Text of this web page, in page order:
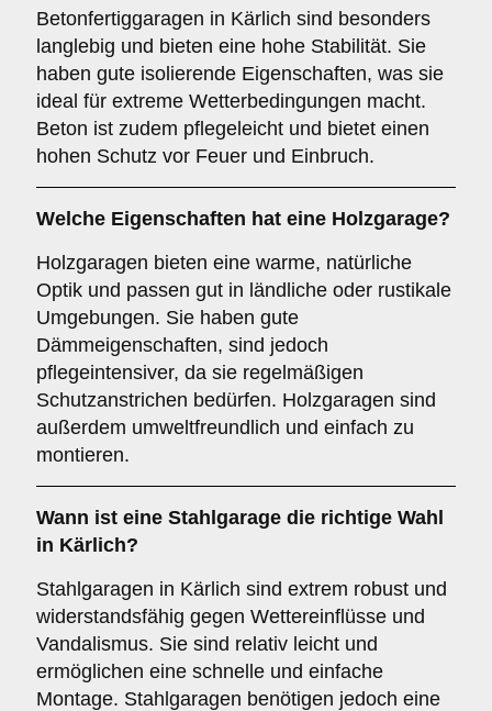
Betonfertiggaragen in Kärlich sind besonders
langlebig und bieten eine hohe Stabilität. Sie
haben gute isolierende Eigenschaften, was sie
ideal für extreme Wetterbedingungen macht.
Beton ist zudem pflegeleicht und bietet einen
hohen Schutz vor Feuer und Einbruch.
Welche Eigenschaften hat eine Holzgarage?
Holzgaragen bieten eine warme, natürliche
Optik und passen gut in ländliche oder rustikale
Umgebungen. Sie haben gute
Dämmeigenschaften, sind jedoch
pflegeintensiver, da sie regelmäßigen
Schutzanstrichen bedürfen. Holzgaragen sind
außerdem umweltfreundlich und einfach zu
montieren.
Wann ist eine Stahlgarage die richtige Wahl
in Kärlich?
Stahlgaragen in Kärlich sind extrem robust und
widerstandsfähig gegen Wettereinflüsse und
Vandalismus. Sie sind relativ leicht und
ermöglichen eine schnelle und einfache
Montage. Stahlgaragen benötigen jedoch eine